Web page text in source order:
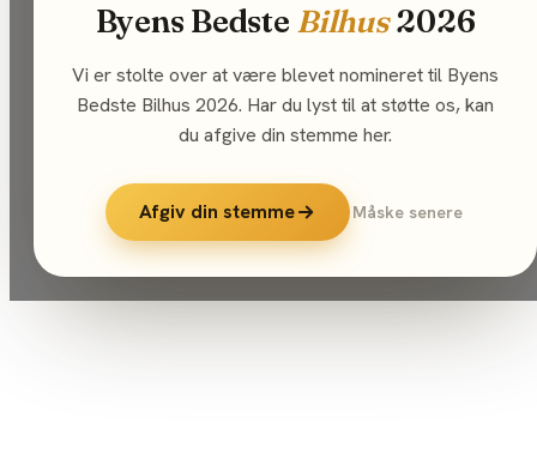
Byens Bedste Bilhus2026
Vi er stolte over at være blevet nomineret til Byens
Bedste Bilhus 2026. Har du lyst til at støtte os, kan
du afgive din stemme her.
Afgiv din stemme Måske senere